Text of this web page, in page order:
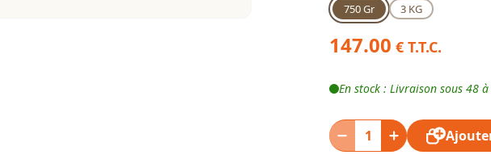
750 Gr 3 KG
147.00 € T.T.C.
En stock : Livraison sous 48